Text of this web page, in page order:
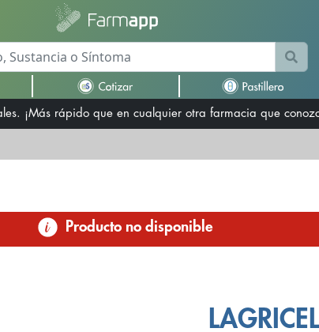
¡Más rápido que en cualquier otra farmacia que
Producto no disponible